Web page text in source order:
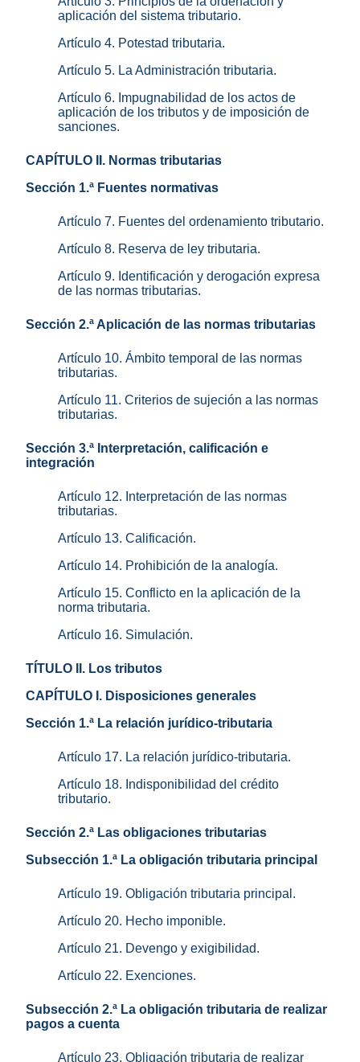
aplicación del sistema tributario.
Artículo 4. Potestad tributaria.
Artículo 5. La Administración tributaria.
Artículo 6. Impugnabilidad de los actos de
aplicación de los tributos y de imposición de
sanciones.
CAPÍTULO II. Normas tributarias
Sección 1.ª Fuentes normativas
Artículo 7. Fuentes del ordenamiento tributario.
Artículo 8. Reserva de ley tributaria.
Artículo 9. Identificación y derogación expresa
de las normas tributarias.
Sección 2.ª Aplicación de las normas tributarias
Artículo 10. Ámbito temporal de las normas
tributarias.
Artículo 11. Criterios de sujeción a las normas
tributarias.
Sección 3.ª Interpretación, calificación e
integración
Artículo 12. Interpretación de las normas
tributarias.
Artículo 13. Calificación.
Artículo 14. Prohibición de la analogía.
Artículo 15. Conflicto en la aplicación de la
norma tributaria.
Artículo 16. Simulación.
TÍTULO II. Los tributos
CAPÍTULO I. Disposiciones generales
Sección 1.ª La relación jurídico-tributaria
Artículo 17. La relación jurídico-tributaria.
Artículo 18. Indisponibilidad del crédito
tributario.
Sección 2.ª Las obligaciones tributarias
Subsección 1.ª La obligación tributaria principal
Artículo 19. Obligación tributaria principal.
Artículo 20. Hecho imponible.
Artículo 21. Devengo y exigibilidad.
Artículo 22. Exenciones.
Subsección 2.ª La obligación tributaria de realizar
pagos a cuenta
Artículo 23. Obligación tributaria de realizar